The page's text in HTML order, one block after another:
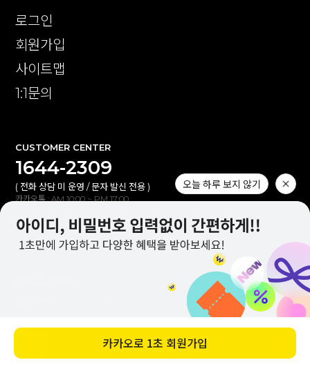
바로 구매하기
로그인
회원가입
사이트맵
1:1문의
CUSTOMER CENTER
1644-2309
( 전화 상담 미 운영 / 문자 발신 전용 )
카카오톡 : AM 10:00 ~ PM 17:00
점심시간 : PM 12:00 ~ PM 13:10
(토,일,공휴일 휴무)
입금자명 불일치 시 자동 연동되지않습니다.
고객센터(카톡,1:1문의)로 확인해 주세요.
오늘 하루 보지 않기
카카오로 1초 회원가입